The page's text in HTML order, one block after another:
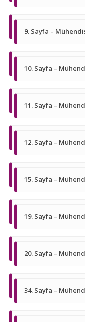
9. Sayfa –
10. Sayfa –
11. Sayfa –
12. Sayfa –
15. Sayfa –
19. Sayfa –
20. Sayfa –
34. Sayfa –